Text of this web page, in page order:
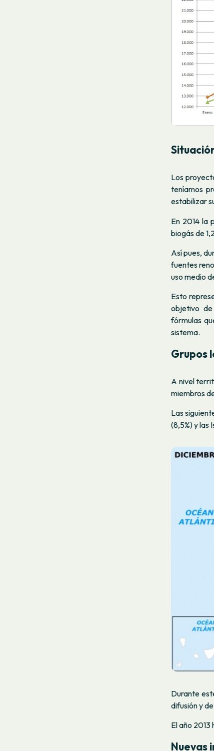
Los
teníamos
estabilizar
En 2014 la
biogás de
Así pues,
fuentes
uso medio
Esto
objetivo
fórmulas
sistema.
Grupos
A nivel
miembros
Las
(8,5%) y las
Durante
difusión y
El año 2013
Nuevas